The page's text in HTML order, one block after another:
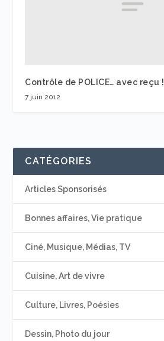
Contrôle de POLICE… avec reçu !
7 juin 2012
CATÉGORIES
Articles Sponsorisés
Bonnes affaires, Vie pratique
Ciné, Musique, Médias, TV
Cuisine, Art de vivre
Culture, Livres, Poésies
Dessin, Photo du jour